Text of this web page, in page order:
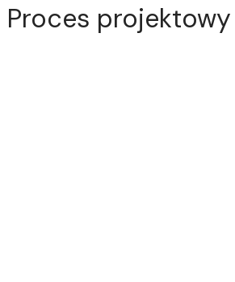
Proces projektowy